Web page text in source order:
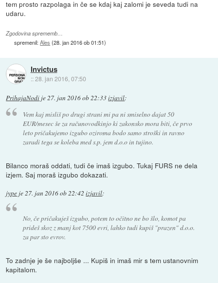
tem prosto razpolaga in če se kdaj kaj zalomi je seveda tudi na
udaru.
Zgodovina sprememb…
spremenil:Ales (28. jan 2016 ob 01:51)
Invictus
::28. jan 2016, 07:50
PrihajaNodi je27. jan 2016 ob 22:33izjavil:
Vem kaj misliš po drugi strani mi pa ni smiselno dajat 50
EUR/mesec še za računovodkinjo ki zakonsko mora biti, če prvo
leto pričakujemo izgubo oziroma bodo samo stroški in ravno
zaradi tega se koleba med s.p. jem d.o.o in tujino.
Bilanco moraš oddati, tudi če imaš izgubo. Tukaj FURS ne dela
izjem. Saj moraš izgubo dokazati.
jype je27. jan 2016 ob 22:42 izjavil:
No, če pričakuješ izgubo, potem to očitno ne bo šlo, komot pa
prideš skoz z manj kot 7500 evri, lahko tudi kupiš "prazen" d.o.o.
za par sto evrov.
To zadnje je še najboljše ... Kupiš in imaš mir s tem ustanovnim
kapitalom.